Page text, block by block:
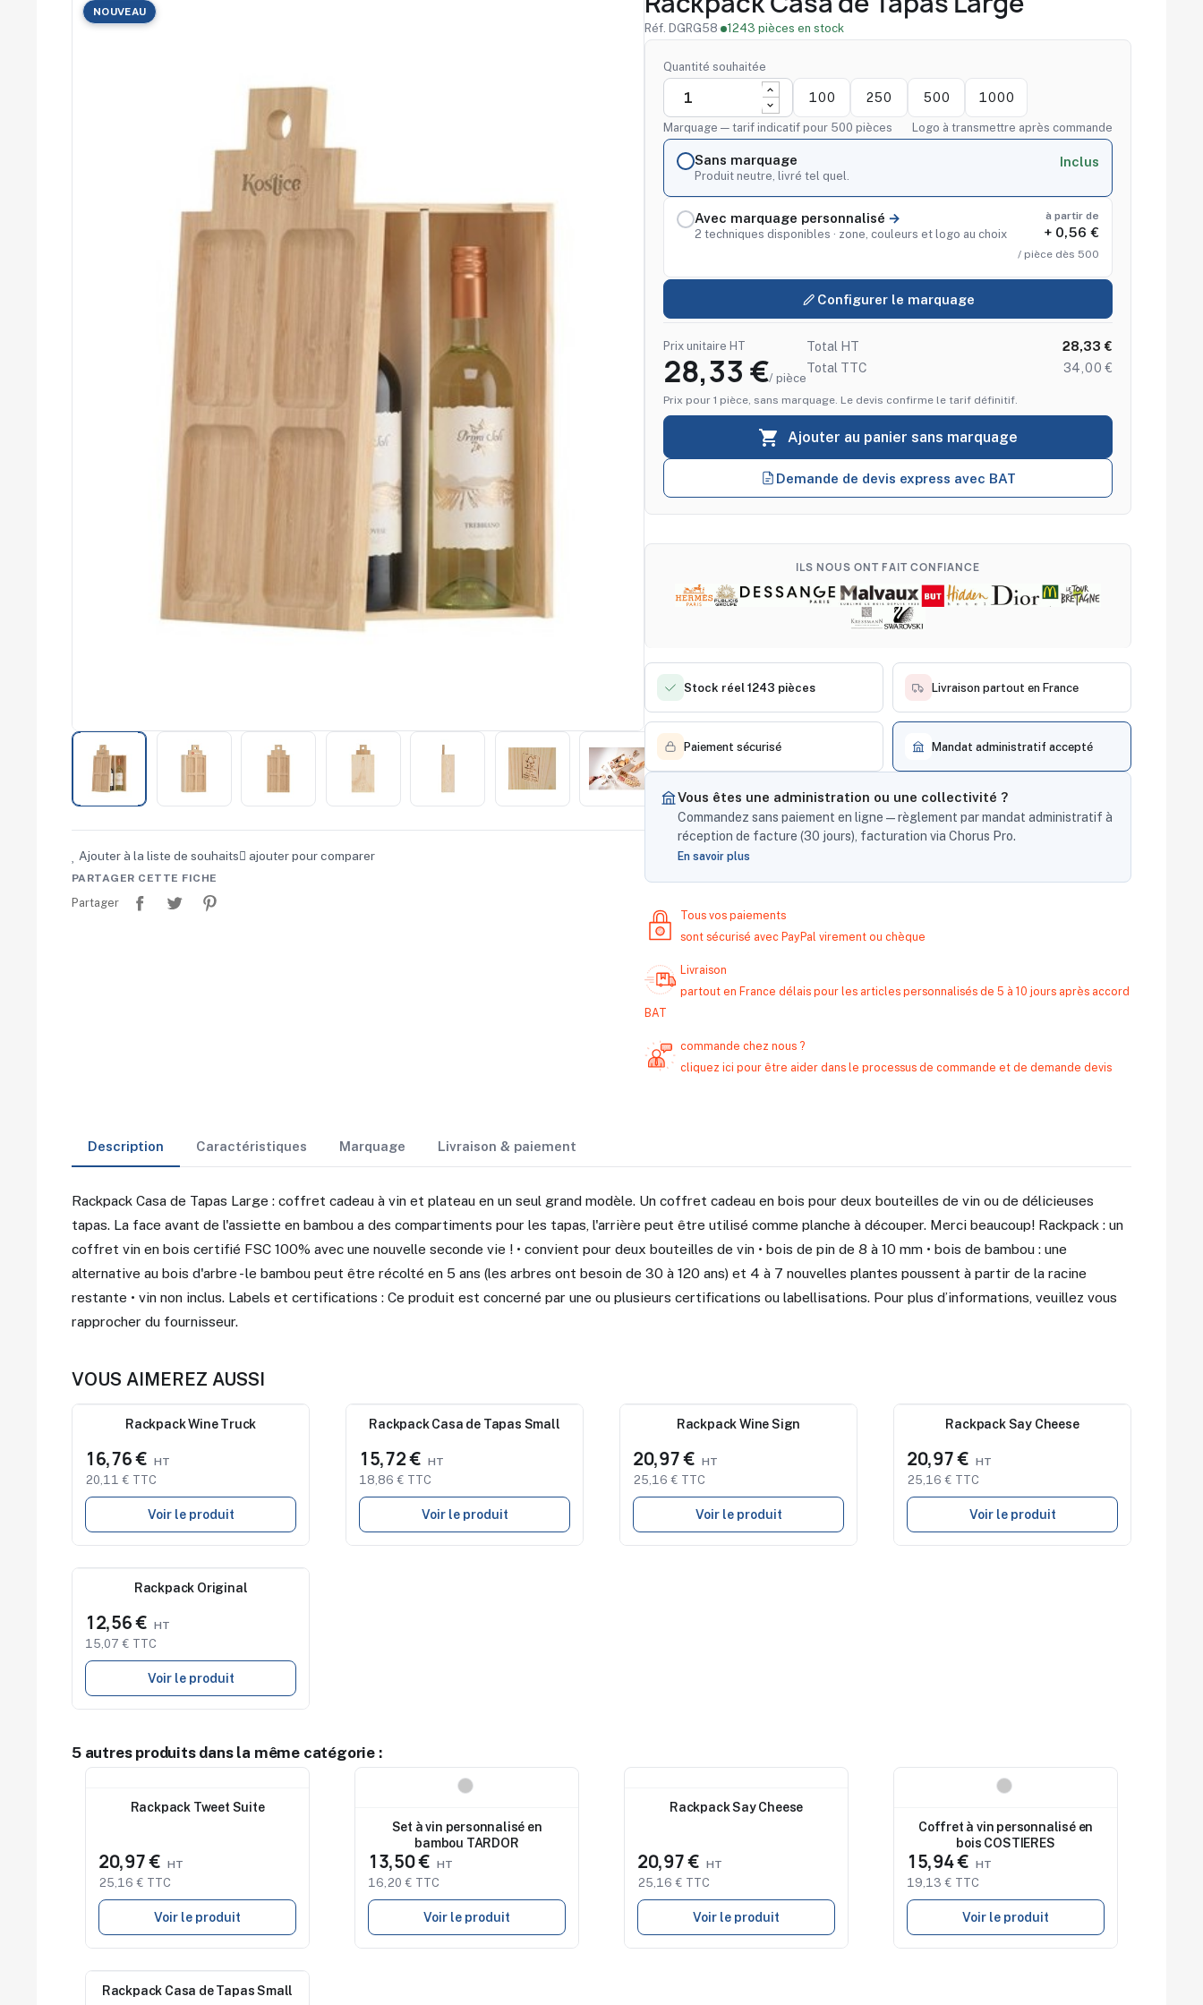
Cérémonies
Récompenses
NOUVEAU
Ajouter à la liste de souhaits ajouter pour comparer
PARTAGER CETTE FICHE
Partager
Réf. DGRG58· 1243 pièces en stock
Quantité souhaitée
100 250 500 1000
Marquage — tarif indicatif pour 500 pièces Logo à transmettre après commande
Sans marquage
Produit neutre, livré tel quel.
Inclus
Avec marquage personnalisé
2 techniques disponibles · zone, couleurs et logo au choix
à partir de
+ 0,56 €
/ pièce dès 500
Configurer le marquage
 Ajouter au panier sans marquage
Prix unitaire HT
28,33 €/ pièce
Total HT
28,33 €
Total TTC
34,00 €
Prix pour 1 pièce, sans marquage. Le devis confirme le tarif définitif.
Demande de devis express avec BAT
ILS NOUS ONT FAIT CONFIANCE
Stock réel 1243 pièces Livraison partout en France
Paiement sécurisé Mandat administratif accepté
Vous êtes une administration ou une collectivité ?
Commandez sans paiement en ligne — règlement par mandat administratif à
réception de facture (30 jours), facturation via Chorus Pro.
En savoir plus
Tous vos paiements
sont sécurisé avec PayPal virement ou chèque
Livraison
partout en France délais pour les articles personnalisés de 5 à 10 jours après accord
BAT
commande chez nous ?
cliquez ici pour être aider dans le processus de commande et de demande devis
Description Caractéristiques Marquage Livraison & paiement
Rackpack Casa de Tapas Large : coffret cadeau à vin et plateau en un seul grand modèle. Un coffret cadeau en bois pour deux bouteilles de vin ou de délicieuses
tapas. La face avant de l'assiette en bambou a des compartiments pour les tapas, l'arrière peut être utilisé comme planche à découper. Merci beaucoup! Rackpack : un
coffret vin en bois certifié FSC 100% avec une nouvelle seconde vie ! • convient pour deux bouteilles de vin • bois de pin de 8 à 10 mm • bois de bambou : une
alternative au bois d'arbre - le bambou peut être récolté en 5 ans (les arbres ont besoin de 30 à 120 ans) et 4 à 7 nouvelles plantes poussent à partir de la racine
restante • vin non inclus. Labels et certifications : Ce produit est concerné par une ou plusieurs certifications ou labellisations. Pour plus d’informations, veuillez vous
rapprocher du fournisseur.
VOUS AIMEREZ AUSSI
NouveauRackpack Wine Truck
16,76 €
20,11 € TTC
Voir le produit
Nouveau
Rackpack Casa de Tapas Small
15,72 €
18,86 € TTC
Voir le produit
NouveauRackpack Wine Sign
20,97 €
25,16 € TTC
Voir le produit
NouveauRackpack Say Cheese
20,97 €
25,16 € TTC
Voir le produit
NouveauRackpack Original
12,56 €
15,07 € TTC
Voir le produit
5 autres produits dans la même catégorie :
Rackpack Tweet Suite
20,97 €
25,16 € TTC
Voir le produit
Set à vin personnalisé en
bambou TARDOR
13,50 €
16,20 € TTC
Voir le produit
Rackpack Say Cheese
20,97 €
25,16 € TTC
Voir le produit
Coffret à vin personnalisé en
bois COSTIERES
15,94 €
19,13 € TTC
Voir le produit
Nouveau
Rackpack Casa de Tapas Small